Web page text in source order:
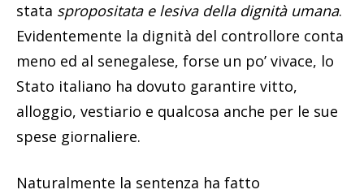
stata spropositata e lesiva della dignità umana.
Evidentemente la dignità del controllore conta
meno ed al senegalese, forse un po’ vivace, lo
Stato italiano ha dovuto garantire vitto,
alloggio, vestiario e qualcosa anche per le sue
spese giornaliere.
Naturalmente la sentenza ha fatto